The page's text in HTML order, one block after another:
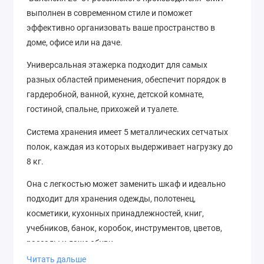
выполнен в современном стиле и поможет
эффективно организовать ваше пространство в
доме, офисе или на даче.
Универсальная этажерка подходит для самых
разных областей применения, обеспечит порядок в
гардеробной, ванной, кухне, детской комнате,
гостиной, спальне, прихожей и туалете.
Система хранения имеет 5 металлических сетчатых
полок, каждая из которых выдерживает нагрузку до
8 кг.
Она с легкостью может заменить шкаф и идеально
подходит для хранения одежды, полотенец,
косметики, кухонных принадлежностей, книг,
учебников, банок, коробок, инструментов, цветов,
рассады и даже обуви.
Читать дальше